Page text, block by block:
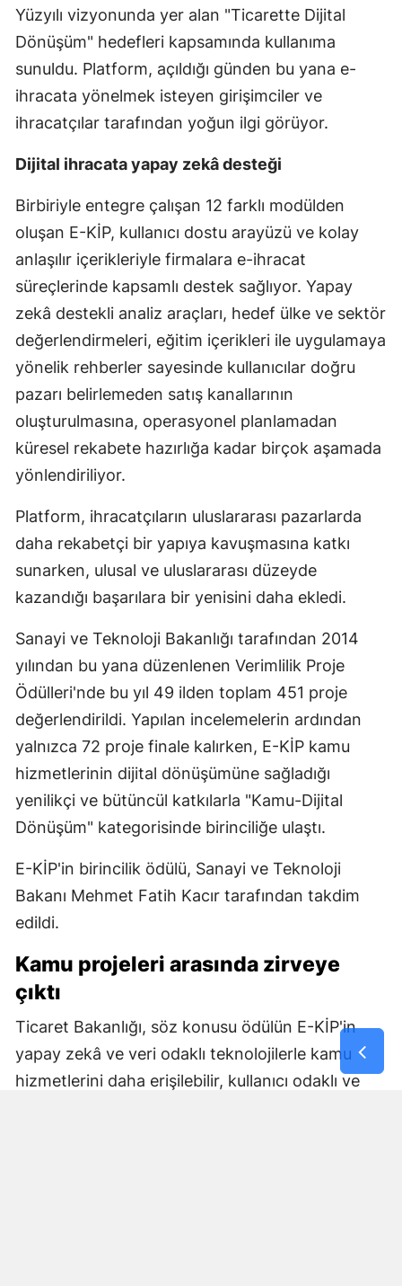
Yüzyılı vizyonunda yer alan "Ticarette Dijital
Dönüşüm" hedefleri kapsamında kullanıma
sunuldu. Platform, açıldığı günden bu yana e-
ihracata yönelmek isteyen girişimciler ve
ihracatçılar tarafından yoğun ilgi görüyor.
Dijital ihracata yapay zekâ desteği
Birbiriyle entegre çalışan 12 farklı modülden
oluşan E-KİP, kullanıcı dostu arayüzü ve kolay
anlaşılır içerikleriyle firmalara e-ihracat
süreçlerinde kapsamlı destek sağlıyor. Yapay
zekâ destekli analiz araçları, hedef ülke ve sektör
değerlendirmeleri, eğitim içerikleri ile uygulamaya
yönelik rehberler sayesinde kullanıcılar doğru
pazarı belirlemeden satış kanallarının
oluşturulmasına, operasyonel planlamadan
küresel rekabete hazırlığa kadar birçok aşamada
yönlendiriliyor.
Platform, ihracatçıların uluslararası pazarlarda
daha rekabetçi bir yapıya kavuşmasına katkı
sunarken, ulusal ve uluslararası düzeyde
kazandığı başarılara bir yenisini daha ekledi.
Sanayi ve Teknoloji Bakanlığı tarafından 2014
yılından bu yana düzenlenen Verimlilik Proje
Ödülleri'nde bu yıl 49 ilden toplam 451 proje
değerlendirildi. Yapılan incelemelerin ardından
yalnızca 72 proje finale kalırken, E-KİP kamu
hizmetlerinin dijital dönüşümüne sağladığı
yenilikçi ve bütüncül katkılarla "Kamu-Dijital
Dönüşüm" kategorisinde birinciliğe ulaştı.
E-KİP'in birincilik ödülü, Sanayi ve Teknoloji
Bakanı Mehmet Fatih Kacır tarafından takdim
edildi.
Kamu projeleri arasında zirveye
çıktı
Ticaret Bakanlığı, söz konusu ödülün E-KİP'in
yapay zekâ ve veri odaklı teknolojilerle kamu
hizmetlerini daha erişilebilir, kullanıcı odaklı ve